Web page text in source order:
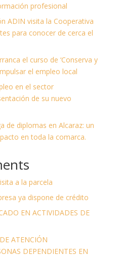
profesional
ADIN visita la Cooperativa
para conocer de cerca el
el curso de ‘Conserva y
el empleo local
en el sector
de su nuevo
de diplomas en Alcaraz: un
en toda la comarca.
a la parcela
ya dispone de crédito
EN ACTIVIDADES DE
ATENCIÓN
DEPENDIENTES EN